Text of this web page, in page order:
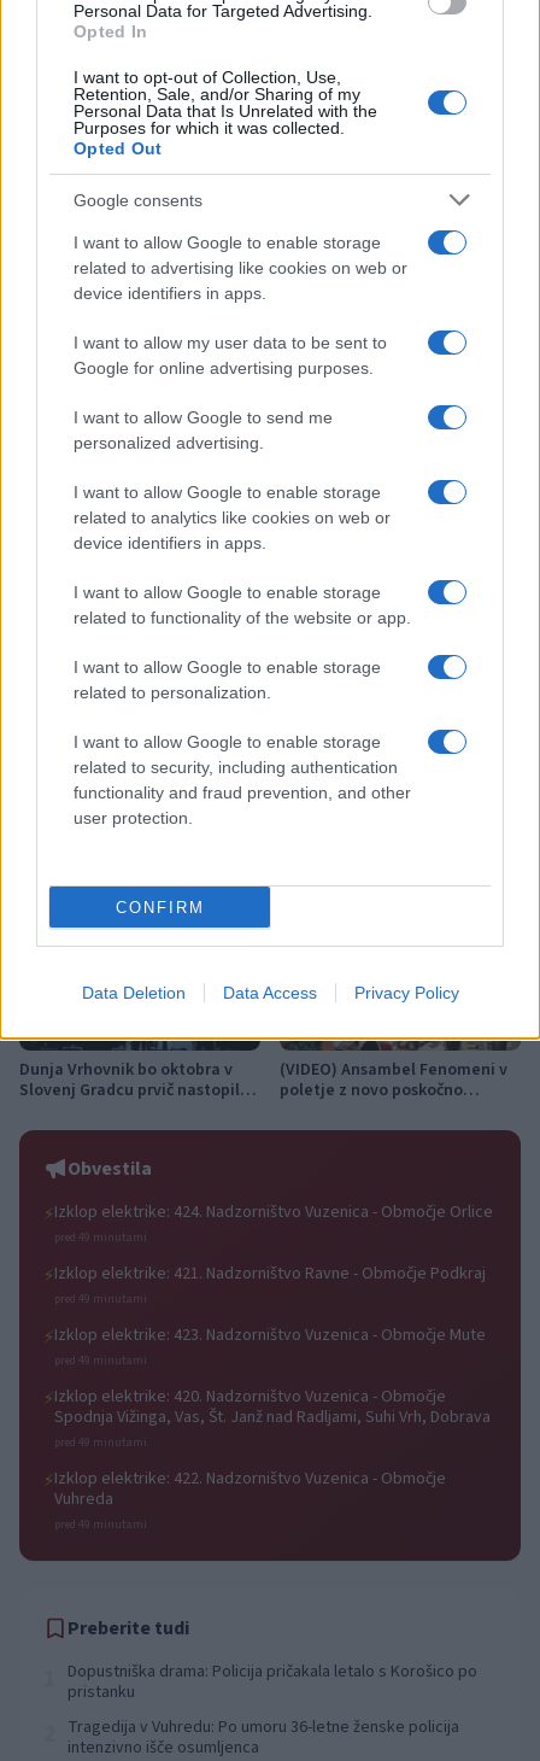
Personal Data for Targeted Advertising.
Opted In
I want to opt-out of Collection, Use,
Retention, Sale, and/or Sharing of my
Personal Data that Is Unrelated with the
Purposes for which it was collected.
Opted Out
Google consents
I want to allow Google to enable storage
related to advertising like cookies on web or
device identifiers in apps.
I want to allow my user data to be sent to
Google for online advertising purposes.
I want to allow Google to send me
personalized advertising.
I want to allow Google to enable storage
related to analytics like cookies on web or
device identifiers in apps.
I want to allow Google to enable storage
related to functionality of the website or app.
I want to allow Google to enable storage
related to personalization.
I want to allow Google to enable storage
related to security, including authentication
functionality and fraud prevention, and other
user protection.
CONFIRM
Data Deletion Data Access Privacy Policy
Ključne besede: Dravograd
cerkev sv. Vida
du dravograd
eva mori
Več iz kraja Dravograd
Kovinska ograja po meri: kako
izvedbo
Z vlakom po Koroški: Manj
bo 29. avgusta znova postal
prestolnica ulične kulinarike
Odstranili 88-milimetrsko
granato
Več iz kategorije Glasba
Graška Gora obeležuje 50.
jubilejni festival narodno-
zabavne glasbe
Dunja Vrhovnik bo oktobra v
Slovenj Gradcu prvič nastopila
svojim bendom
(VIDEO) Ansambel Fenomeni v
poletje z novo poskočno
Obvestila
⚡Izklop elektrike: 424. Nadzorništvo Vuzenica - Območje Orlice
pred 49 minutami
⚡Izklop elektrike: 421. Nadzorništvo Ravne - Območje Podkraj
pred 49 minutami
⚡Izklop elektrike: 423. Nadzorništvo Vuzenica - Območje Mute
pred 49 minutami
⚡Izklop elektrike: 420. Nadzorništvo Vuzenica - Območje
Spodnja Vižinga, Vas, Št. Janž nad Radljami, Suhi Vrh, Dobrava
pred 49 minutami
⚡Izklop elektrike: 422. Nadzorništvo Vuzenica - Območje
Vuhreda
pred 49 minutami
Preberite tudi
Dopustniška drama: Policija pričakala letalo s Korošico po
pristanku
Tragedija v Vuhredu: Po umoru 36-letne ženske policija
intenzivno išče osumljenca